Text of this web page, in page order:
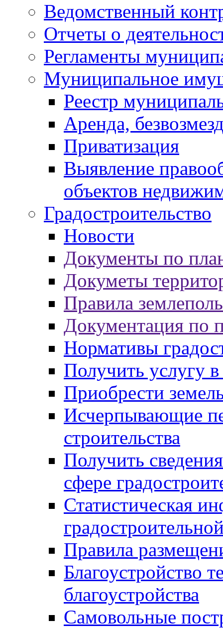
Ведомственный
Отчеты о
Регламенты
Муниципальное
Реестр
Аренда,
Приватизация
Выявление
объектов
Градостроительство
Новости
Документы по
Докуметы
Правила
Документация по
Нормативы
Получить услугу в
Приобрести
Исчерпывающие
строительства
Получить
сфере
Статистическая
Правила
Благоустройство
благоустройства
Самовольные